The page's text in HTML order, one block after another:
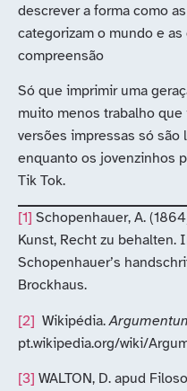
descrever a forma como
categorizam o mundo e
compreensão
Só que imprimir uma
muito menos trabalho
versões impressas só são
enquanto os jovenzinhos
Tik Tok.
[1] Schopenhauer, A.
Kunst, Recht zu behalten.
Schopenhauer’s
Brockhaus.
[2] Wikipédia.
pt.wikipedia.org/wiki/
[3] WALTON, D. apud